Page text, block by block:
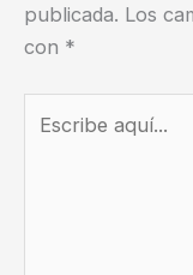
publicada. Los
con *
aquí...